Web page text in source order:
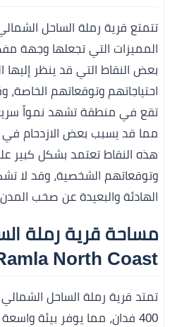
تتمتع قرية رملة الساحل
المميزات التي تجعلها وجهة
بعض النقاط التي قد ينظر
احتياجاتهم وتوقعاتهم الخاصة،
تقع في منطقة تشهد نمواً
مما قد يسبب بعض الازدحام في
هذه النقاط تعتمد بشكل كبير
وتوقعاتهم الشخصية، وقد لا
الهادئة والبعيدة عن صخب
مساحة قرية رملة
North Coast
تمتد قرية رملة الساحل
400 فدان، مما يوفر بيئة